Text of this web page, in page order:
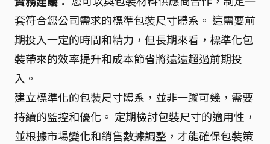
套符合您公司需求的標準包裝尺寸體系。 這需要前
期投入一定的時間和精力，但長期來看，標準化包
裝帶來的效率提升和成本節省將遠遠超過前期投
入。
建立標準化的包裝尺寸體系，並非一蹴可幾，需要
持續的監控和優化。 定期檢討包裝尺寸的適用性，
並根據市場變化和銷售數據調整，才能確保包裝策